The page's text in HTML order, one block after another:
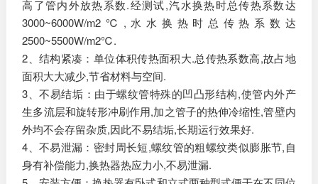
高了管内外放热系数.经测试,汽水换热时总传热系数达
3000~6000W/m2℃,水水换热时总传热系数达
2500~5500W/m2℃.
2、结构紧凑：单位体积传热面积大.总传热系数高,故占地
面积大大减少,节省材料与空间.
3、不易结垢：由于螺纹管特殊的凹凸形结构,使管内外产
生多流层和旋转形冲刷作用,加之管子的热伸冷缩性,管壁内
外均不会存留杂质,因此不易结垢,长期运行效果好.
4、不易泄漏：密封周长短,螺纹管的粗螺纹类似膨胀节,自
身有补偿能力,换热器热应力小,不易泄漏.